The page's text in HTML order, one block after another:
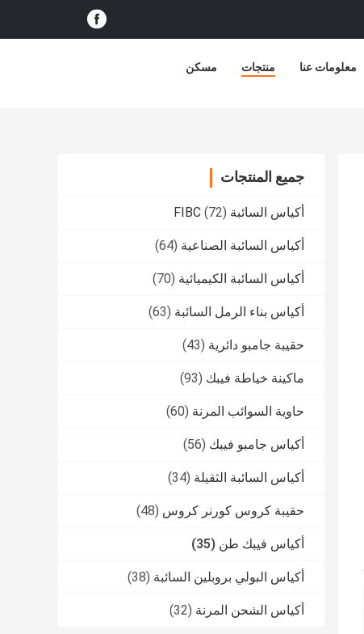
مسكن منتجات معلومات عنا
جميع المنتجات
أكياس السائبة FIBC (72)
أكياس السائبة الصناعية (64)
أكياس السائبة الكيميائية (70)
أكياس بناء الرمل السائبة (63)
حقيبة جامبو دائرية (43)
ماكينة خياطة فيبك (93)
حاوية السوائب المرنة (60)
أكياس جامبو فيبك (56)
أكياس السائبة الثقيلة (34)
حقيبة كروس كورنر كروس (48)
أكياس فيبك طن (35)
أكياس البولي بروبلين السائبة (38)
أكياس الشحن المرنة (32)